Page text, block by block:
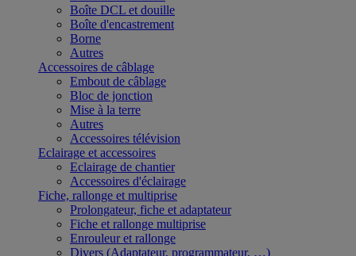
Boîte DCL et douille
Boîte d'encastrement
Borne
Autres
Accessoires de câblage
Embout de câblage
Bloc de jonction
Mise à la terre
Autres
Accessoires télévision
Eclairage et accessoires
Eclairage de chantier
Accessoires d'éclairage
Fiche, rallonge et multiprise
Prolongateur, fiche et adaptateur
Fiche et rallonge multiprise
Enrouleur et rallonge
Divers (Adaptateur, programmateur, …)